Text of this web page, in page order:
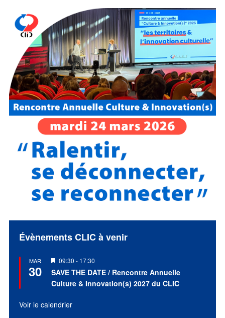
Évènements CLIC à venir
MAR
30
Mis
en
avant
09:30 - 17:30
SAVE THE DATE / Rencontre Annuelle
Culture & Innovation(s) 2027 du CLIC
Voir le calendrier